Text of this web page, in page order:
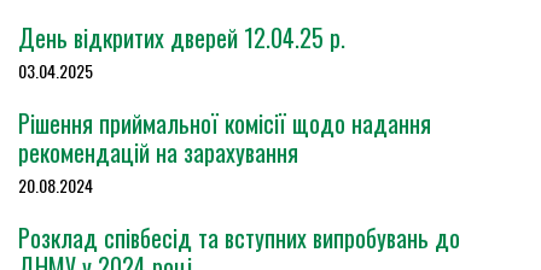
День відкритих дверей 12.04.25 р.
03.04.2025
Рішення приймальної комісії щодо надання
рекомендацій на зарахування
20.08.2024
Розклад співбесід та вступних випробувань до